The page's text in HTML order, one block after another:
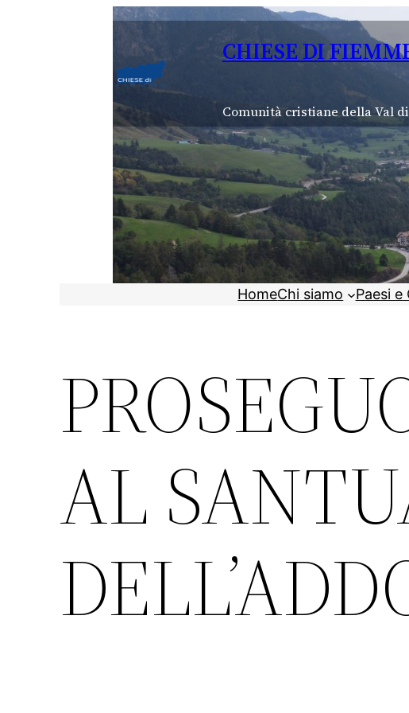
CHIESE DI
Comunità cristiane della Val
HomeChi siamo Paesi e
AL